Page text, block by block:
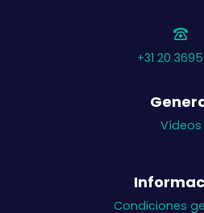
+31 20
Vídeos
Condiciones